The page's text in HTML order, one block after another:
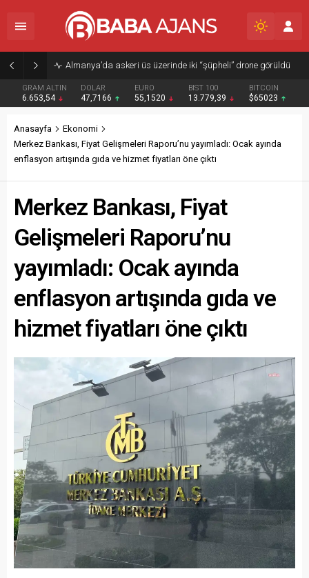
Almanya’da askeri üs üzerinde iki “şüpheli” drone görüldü
GRAM ALTIN
6.653,54
DOLAR
47,7166
EURO
55,1520
BIST 100
13.779,39
BITCOIN
$65023
Anasayfa
Ekonomi
Merkez Bankası, Fiyat Gelişmeleri Raporu’nu yayımladı: Ocak ayında
enflasyon artışında gıda ve hizmet fiyatları öne çıktı
Merkez Bankası, Fiyat
Gelişmeleri Raporu’nu
yayımladı: Ocak ayında
enflasyon artışında gıda ve
hizmet fiyatları öne çıktı